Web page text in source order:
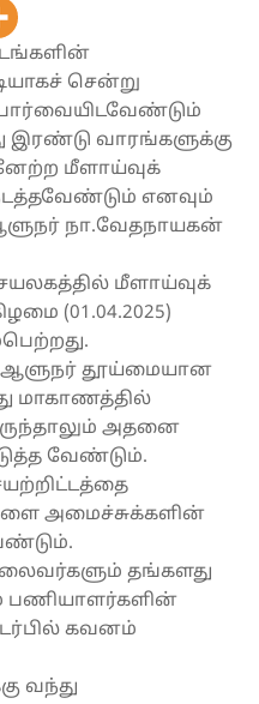
சென்று
இரண்டு வாரங்களுக்கு
மீளாய்வுக்
எனவும்
நா.வேதநாயகன்
மீளாய்வுக்
(01.04.2025)
ஆளுநர் தூய்மையான
மாகாணத்தில்
அதனை
வேண்டும்.
அமைச்சுக்களின்
தங்களது
பணியாளர்களின்
கவனம்
வந்து